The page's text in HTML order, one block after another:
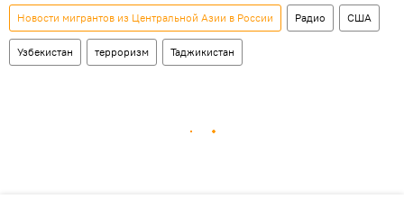
Новости мигрантов из Центральной Азии в России Радио США
Узбекистан терроризм Таджикистан